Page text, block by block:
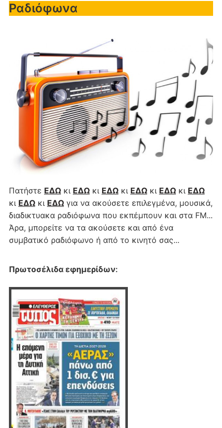
Ραδιόφωνα
Πατήστε ΕΔΩκι ΕΔΩκι ΕΔΩκι ΕΔΩκι ΕΔΩκι ΕΔΩ
κι ΕΔΩκι ΕΔΩγια να ακούσετε επιλεγμένα, μουσικά,
διαδικτυακα ραδιόφωνα που εκπέμπουν και στα FM...
Άρα, μπορείτε να τα ακούσετε και από ένα
συμβατικό ραδιόφωνο ή από το κινητό σας...
Πρωτοσέλιδα εφημερίδων: